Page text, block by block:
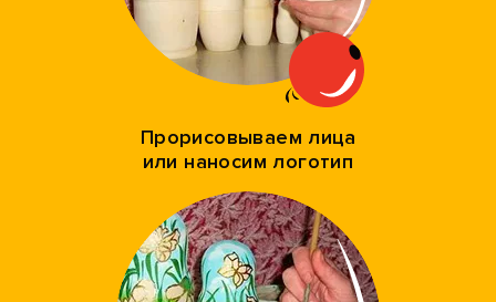
Прорисовываем лица
или наносим логотип